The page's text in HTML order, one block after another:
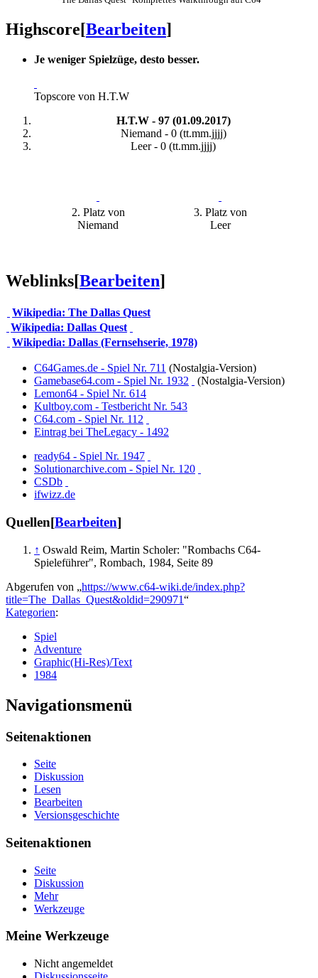
Highscore[Bearbeiten]
Je weniger Spielzüge, desto besser.
Topscore von H.T.W
H.T.W - 97 (01.09.2017)
Niemand - 0 (tt.mm.jjjj)
Leer - 0 (tt.mm.jjjj)
2. Platz von
Niemand
3. Platz von
Leer
Weblinks[Bearbeiten]
Wikipedia: The Dallas Quest
Wikipedia: Dallas Quest
Wikipedia: Dallas (Fernsehserie, 1978)
C64Games.de - Spiel Nr. 711 (Nostalgia-Version)
Gamebase64.com - Spiel Nr. 1932
(Nostalgia-Version)
Lemon64 - Spiel Nr. 614
Kultboy.com - Testbericht Nr. 543
C64.com - Spiel Nr. 112
Eintrag bei TheLegacy - 1492
ready64 - Spiel Nr. 1947
Solutionarchive.com - Spiel Nr. 120
CSDb
ifwizz.de
Quellen[Bearbeiten]
↑ Oswald Reim, Martin Scholer: "Rombachs C64-
Spieleführer", Rombach, 1984, Seite 89
Abgerufen von „https://www.c64-wiki.de/index.php?
title=The_Dallas_Quest&oldid=290971“
Kategorien:
Spiel
Adventure
Graphic(Hi-Res)/Text
1984
Navigationsmenü
Seitenaktionen
Seite
Diskussion
Lesen
Bearbeiten
Versionsgeschichte
Seitenaktionen
Seite
Diskussion
Mehr
Werkzeuge
Meine Werkzeuge
Nicht angemeldet